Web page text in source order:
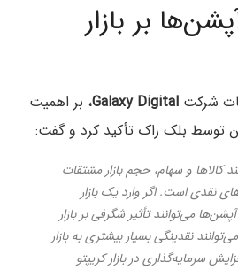
بر بازار
شرکت Galaxy Digital، بر اهمیت
توسط بلک راک تأکید کرد و گفت:
کالاها و سهام، حجم بازار مشتقات
نقدی است. اگر وارد یک بازار
می‌توانند تأثیر شگرفی بر بازار
نقدینگی بسیار بیشتری به بازار
سرمایه‌گذاری در بازار کریپتو